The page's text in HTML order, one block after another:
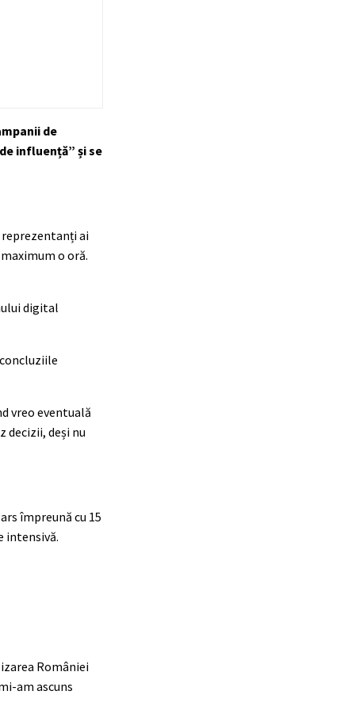
de
influență” și se
reprezentanți ai
o oră.
digital
vreo eventuală
decizii, deși nu
împreună cu 15
intensivă.
României
am ascuns